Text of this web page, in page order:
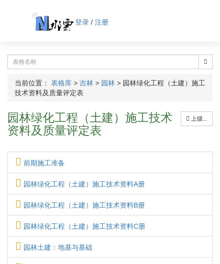
登录/ 注册
当前位置： 表格库 > 吉林 > 园林 > 园林绿化工程（土建）施工
技术资料及质量评定表
上级...
园林绿化工程（土建）施工技术
资料及质量评定表
前期施工准备
园林绿化工程（土建）施工技术资料A册
园林绿化工程（土建）施工技术资料B册
园林绿化工程（土建）施工技术资料C册
园林土建：地基与基础